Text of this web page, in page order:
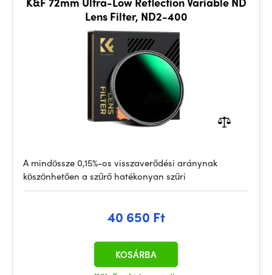
Lens Filter, ND2-400
A mindössze 0,15%-os visszaverődési aránynak
köszönhetően a szűrő hatékonyan szűri
40 650 Ft
KOSÁRBA